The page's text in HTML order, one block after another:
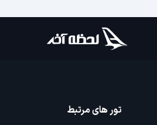
تور های مرتبط